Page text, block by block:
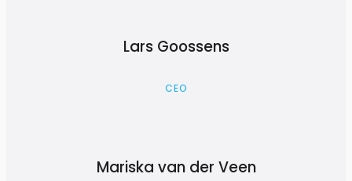
Lars Goossens
CEO
Mariska van der Veen